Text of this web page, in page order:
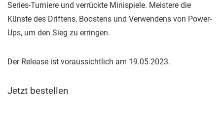
Series-Turniere und verrückte Minispiele. Meistere die
Künste des Driftens, Boostens und Verwendens von Power-
Ups, um den Sieg zu erringen.
Der Release ist voraussichtlich am 19.05.2023.
Jetzt bestellen